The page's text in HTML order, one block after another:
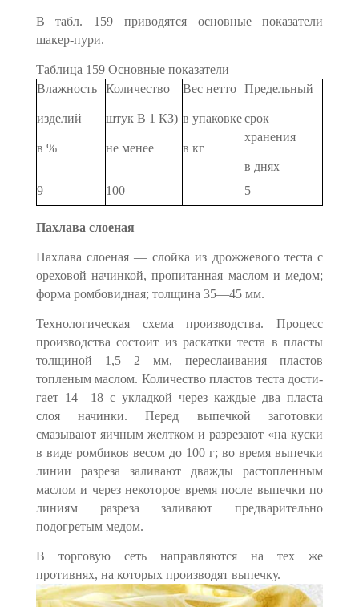
В табл. 159 приводятся основные показатели
шакер-пури.
Таблица 159 Основные показатели
Влажность
изделий
в %
Количество
штук В 1 КЗ)
не менее
Вес нетто
в упаковке
в кг
Предельный
срок
хранения
в днях
9
100 — 5
Пахлава слоеная
Пахлава слоеная — слойка из дрожжевого теста с
ореховой начинкой, пропитанная маслом и медом;
форма ромбовидная; тол­щина 35—45 мм.
Технологическая схема производства. Процесс
производства со­стоит из раскатки теста в пласты
толщиной 1,5—2 мм, переслаи­вания пластов
топленым маслом. Количество пластов теста дости­
гает 14—18 с укладкой через каждые два пласта
слоя начинки. Перед выпечкой заготовки
смазывают яичным желтком и разреза­ют «на куски
в виде ромбиков весом до 100 г; во время выпечки
линии разреза заливают дважды растопленным
маслом и через не­которое время после выпечки по
линиям разреза заливают предва­рительно
подогретым медом.
В торговую сеть направляются на тех же
противнях, на кото­рых производят выпечку.